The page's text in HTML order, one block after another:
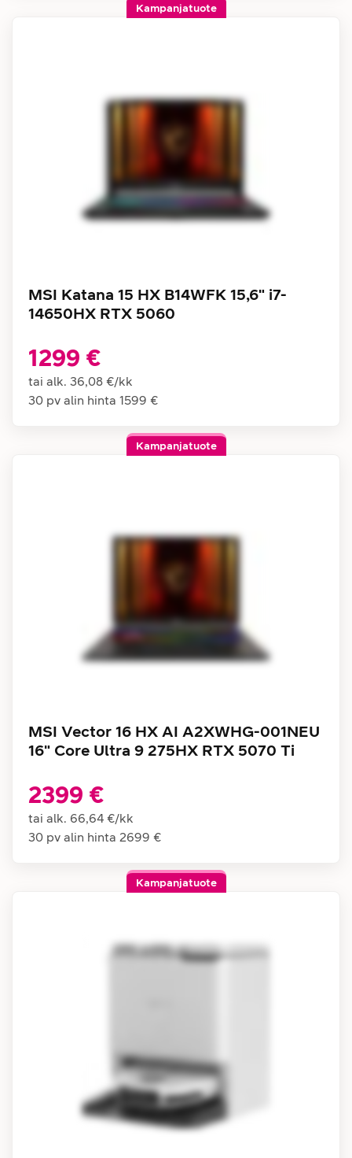
Kampanjatuote
MSI Katana 15 HX B14WFK 15,6" i7-
14650HX RTX 5060
1299 €
tai alk. 36,08 €/kk
30 pv alin hinta 1599 €
Kampanjatuote
MSI Vector 16 HX AI A2XWHG-001NEU
16" Core Ultra 9 275HX RTX 5070 Ti
2399 €
tai alk. 66,64 €/kk
30 pv alin hinta 2699 €
Kampanjatuote